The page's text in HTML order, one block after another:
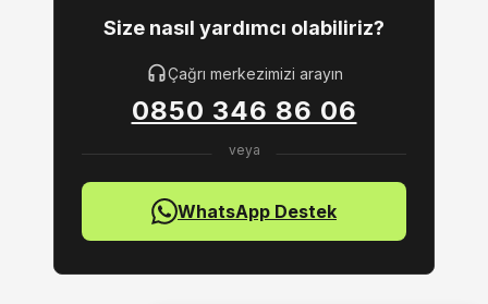
Size nasıl yardımcı olabiliriz?
Çağrı merkezimizi arayın
0850 346 86 06
WhatsApp Destek